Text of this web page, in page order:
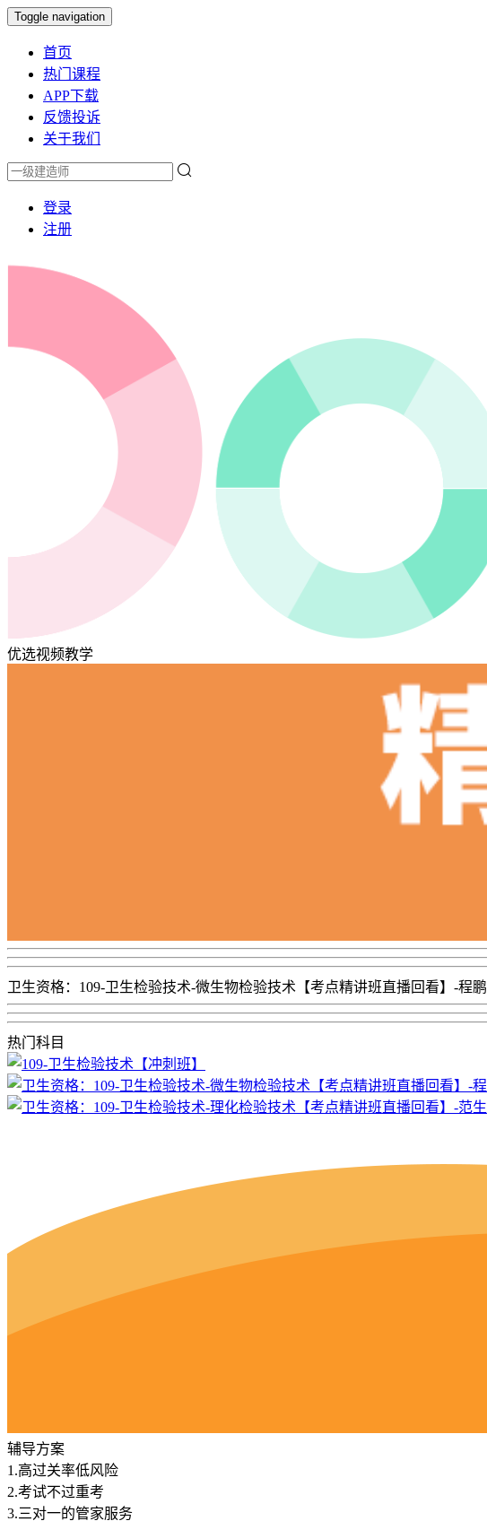
Toggle navigation
首页
热门课程
APP下载
反馈投诉
关于我们
登录
注册
优选视频教学
卫生资格：109-卫生检验技术-微生物检验技术【考点精讲班直播回看】-程鹏
热门科目
辅导方案
1.高过关率低风险
2.考试不过重考
3.三对一的管家服务